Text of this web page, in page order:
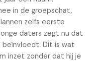
in de groepschat,
zelfs eerste
daters zegt nu dat
beïnvloedt. Dit is wat
inzet zonder dat hij je